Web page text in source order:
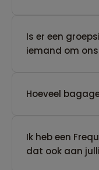
Is er een
iemand om
Hoeveel
Ik heb een
dat ook aan